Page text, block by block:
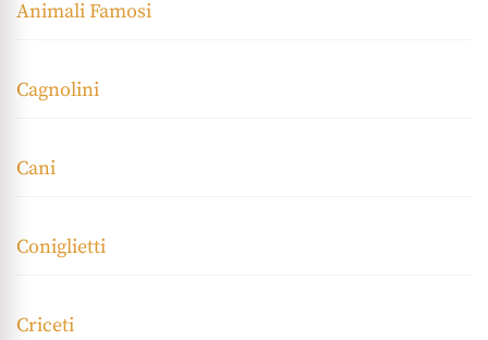
Animali Famosi
Cagnolini
Cani
Coniglietti
Criceti